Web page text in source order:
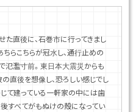
直後に、石巻市に行ってきまし
らこちらが冠水し、通行止めの
氾濫寸前。東日本大震災からも
直後を想像し、恐ろしい感じでし
て建っている一軒家の中には歯
すべてがもぬけの殻になってい